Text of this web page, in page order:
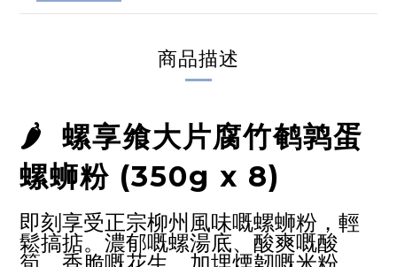
商品描述
🌶️
螺享飨大片腐竹鹌鹑蛋
螺蛳粉 (350g x 8)
即刻享受正宗柳州風味嘅螺蛳粉，輕
鬆搞掂。濃郁嘅螺湯底、酸爽嘅酸